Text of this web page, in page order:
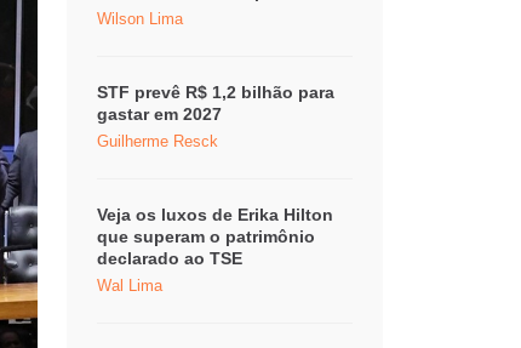
Wilson Lima
STF prevê R$ 1,2 bilhão para
gastar em 2027
Guilherme Resck
Veja os luxos de Erika Hilton
que superam o patrimônio
declarado ao TSE
Wal Lima